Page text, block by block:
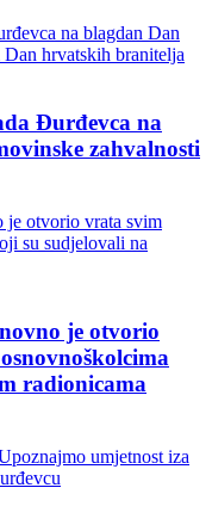
Đurđevca na
zahvalnosti
je otvorio
radionicama